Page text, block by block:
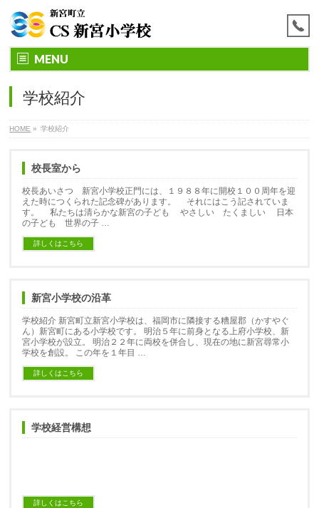
MENU
学校紹介
HOME » 学校紹介
校長室から
校長あいさつ 新宮小学校正門には、１９８８年に開校１００周年を迎
えた時につくられた記念碑があります。 それにはこう記されていま
す。 私たちは清らかな新宮の子ども やさしい たくましい 日本
の子ども 世界の子 …
詳しくはこちら
新宮小学校の沿革
学校紹介 新宮町立新宮小学校は、福岡市に隣接する糟屋郡（かすやぐ
ん）新宮町にある小学校です。 明治５年に前身となる上府小学校、新
宮小学校が設立。 明治２２年に両校を併合し、現在の地に新宮尋常小
学校を創設。 この年を１年目 …
詳しくはこちら
学校経営構想
詳しくはこちら